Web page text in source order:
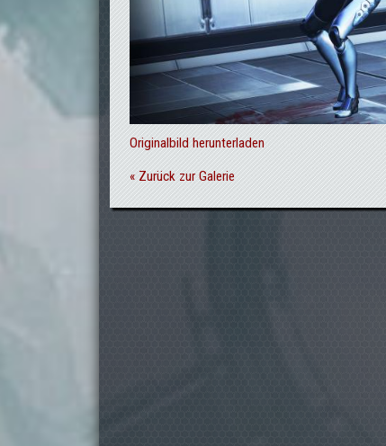
Originalbild herunterladen
« Zurück zur Galerie